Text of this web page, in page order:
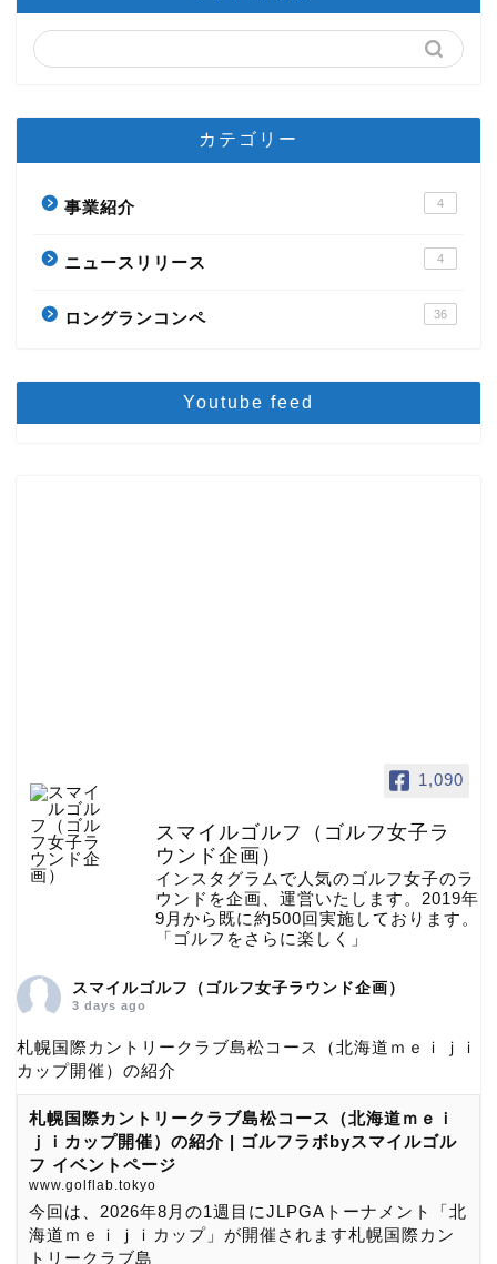
カテゴリー
事業紹介 4
ニュースリリース 4
ロングランコンペ 36
Youtube feed
1,090
スマイルゴルフ（ゴルフ女子ラ
ウンド企画）
インスタグラムで人気のゴルフ女子のラ
ウンドを企画、運営いたします。2019年
9月から既に約500回実施しております。
「ゴルフをさらに楽しく」
スマイルゴルフ（ゴルフ女子ラウンド企画）
3 days ago
札幌国際カントリークラブ島松コース（北海道ｍｅｉｊｉ
カップ開催）の紹介
札幌国際カントリークラブ島松コース（北海道ｍｅｉ
ｊｉカップ開催）の紹介 | ゴルフラボbyスマイルゴル
フ イベントページ
www.golflab.tokyo
今回は、2026年8月の1週目にJLPGAトーナメント「北
海道ｍｅｉｊｉカップ」が開催されます札幌国際カン
トリークラブ島